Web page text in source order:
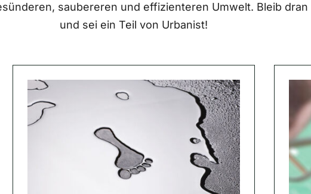
saubereren und effizienteren Umwelt. Bleib dran
und sei ein Teil von Urbanist!